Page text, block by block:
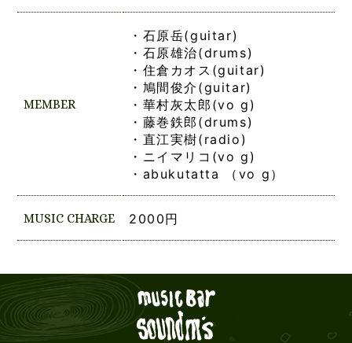
MEMBER
・石原岳(guitar)
・石原雄治(drums)
・住倉カオス(guitar)
・鳩間俊介(guitar)
・華村灰太郎(vo g)
・藤巻鉄郎(drums)
・直江実樹(radio)
・ニイマリコ(vo g)
・abukutatta （vo g）
MUSIC CHARGE 2000円